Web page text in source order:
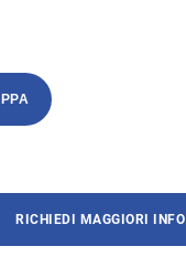
RICHIEDI MAGGIORI INFO